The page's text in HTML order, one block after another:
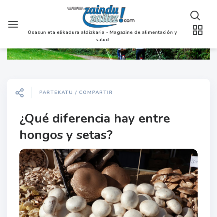
Osasun eta elikadura aldizkaria - Magazine de alimentación y
salud
PARTEKATU / COMPARTIR
¿Qué diferencia hay entre
hongos y setas?